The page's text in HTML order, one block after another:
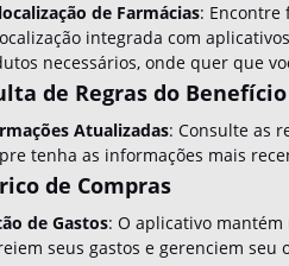
de Farmácias:
integrada com
necessários, onde quer que
de Regras do Benefício
Atualizadas: Consulte as
tenha as informações mais
de Compras
de Gastos: O aplicativo
seus gastos e gerenciem seu